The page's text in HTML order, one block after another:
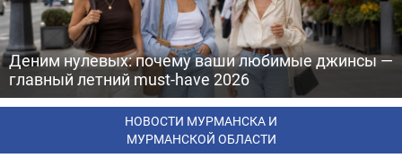
Деним нулевых: почему ваши любимые джинсы —
главный летний must-have 2026
НОВОСТИ МУРМАНСКА И
МУРМАНСКОЙ ОБЛАСТИ